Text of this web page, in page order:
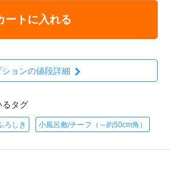
ートに入れる
ションの値段詳細
るタグ
ろしき 小風呂敷/チーフ（～約50cm角）